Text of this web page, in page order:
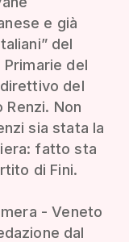
e già
del
del
del
Non
sia stata la
fatto sta
di Fini.
- Veneto
dal